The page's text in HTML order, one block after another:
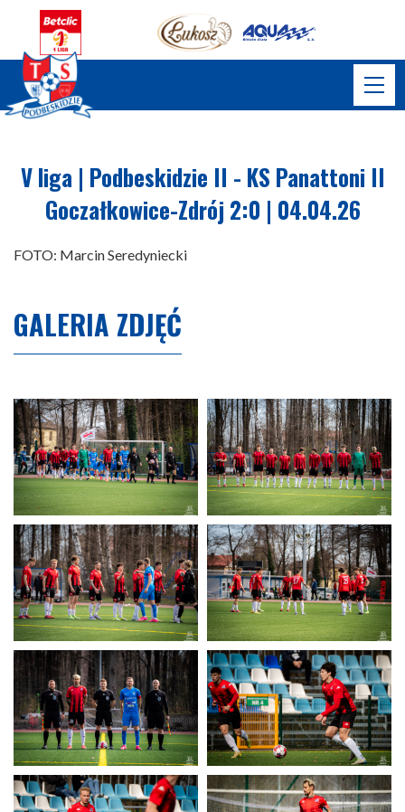
V liga | Podbeskidzie II - KS Panattoni II
Goczałkowice-Zdrój 2:0 | 04.04.26
FOTO: Marcin Seredyniecki
GALERIA ZDJĘĆ